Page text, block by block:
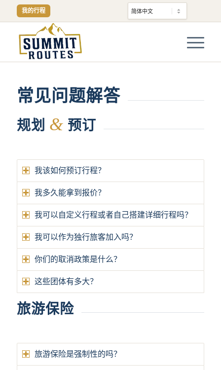
我的行程
常见问题解答
规划 & 预订
我该如何预订行程？
我多久能拿到报价？
我可以自定义行程或者自己搭建详细行程吗？
我可以作为独行旅客加入吗？
你们的取消政策是什么？
这些团体有多大？
旅游保险
旅游保险是强制性的吗？